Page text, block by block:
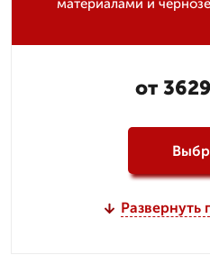
материалами и
от
Развернуть